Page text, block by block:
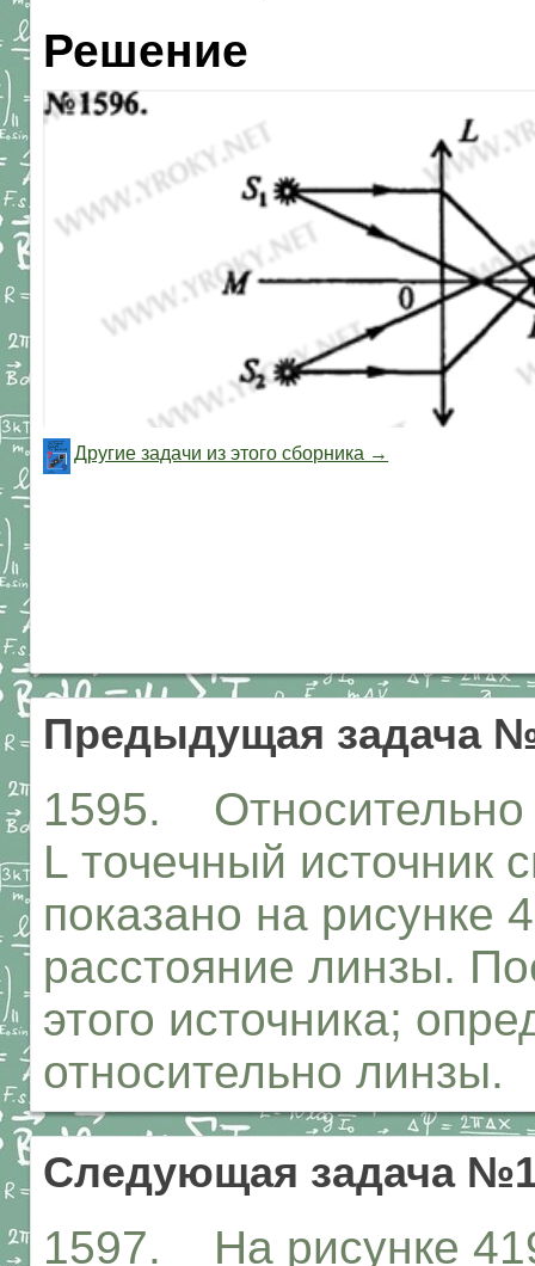
Решение
Другие задачи из этого сборника →
Предыдущая задача
1595. Относительно
L точечный источник
показано на рисунке
расстояние линзы.
этого источника;
относительно линзы.
Следующая задача
1597. На рисунке